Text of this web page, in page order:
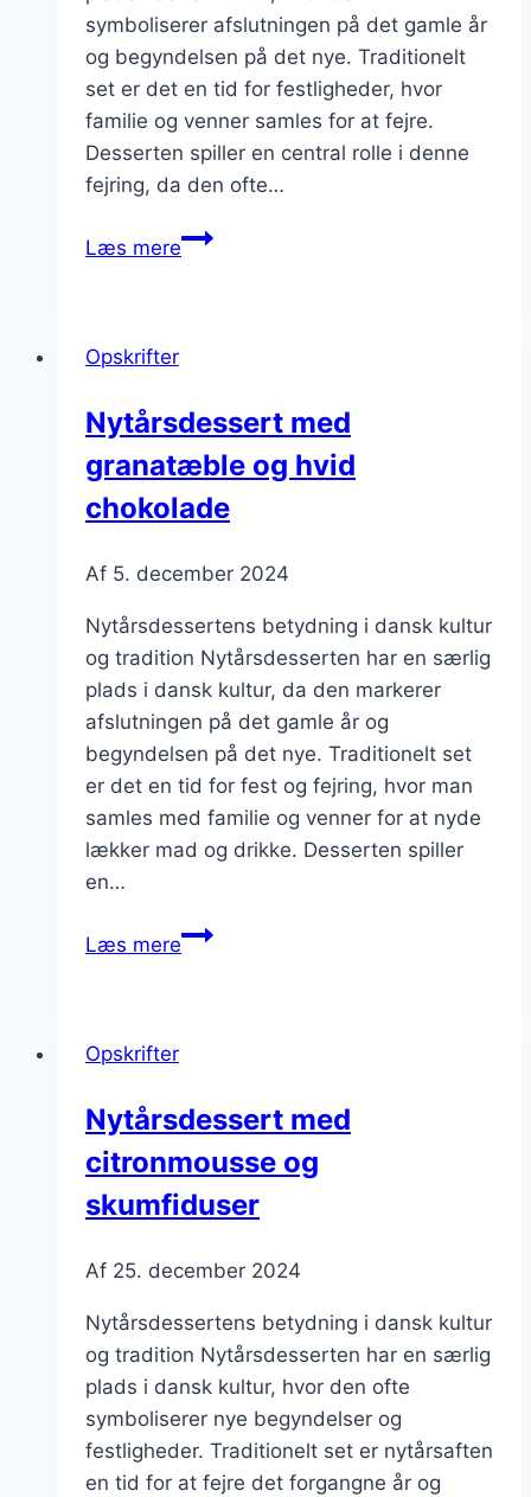
symboliserer afslutningen på det gamle år
og begyndelsen på det nye. Traditionelt
set er det en tid for festligheder, hvor
familie og venner samles for at fejre.
Desserten spiller en central rolle i denne
fejring, da den ofte…
Læs mereNytårsdessert
Opskrifter
Nytårsdessert med
granatæble og hvid
chokolade
Af 5. december 2024
Nytårsdessertens betydning i dansk kultur
og tradition Nytårsdesserten har en særlig
plads i dansk kultur, da den markerer
afslutningen på det gamle år og
begyndelsen på det nye. Traditionelt set
er det en tid for fest og fejring, hvor man
samles med familie og venner for at nyde
lækker mad og drikke. Desserten spiller
en…
Læs mereNytårsdessert
Opskrifter
Nytårsdessert med
citronmousse og
skumfiduser
Af 25. december 2024
Nytårsdessertens betydning i dansk kultur
og tradition Nytårsdesserten har en særlig
plads i dansk kultur, hvor den ofte
symboliserer nye begyndelser og
festligheder. Traditionelt set er nytårsaften
en tid for at fejre det forgangne år og